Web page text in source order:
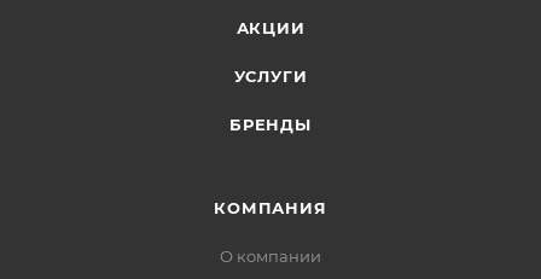
АКЦИИ
УСЛУГИ
БРЕНДЫ
КОМПАНИЯ
О компании